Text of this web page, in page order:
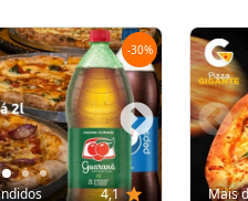
-30%
4,1 star Mais